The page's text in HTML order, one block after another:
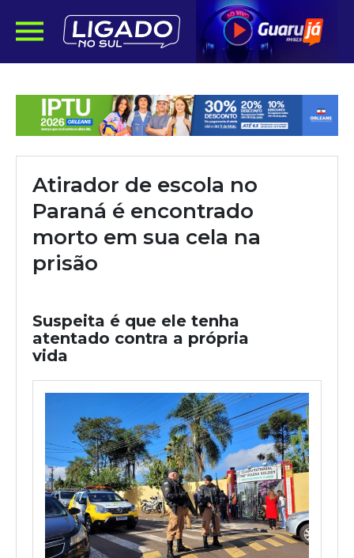
Atirador de escola no
Paraná é encontrado
morto em sua cela na
prisão
Suspeita é que ele tenha
atentado contra a própria
vida